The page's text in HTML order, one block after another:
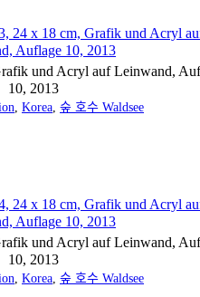
und Acryl auf Leinwand,
10, 2013
, Korea, 숲 호수 Waldsee
und Acryl auf Leinwand,
10, 2013
, Korea, 숲 호수 Waldsee